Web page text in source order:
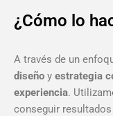
¿Cómo lo
A través de un
diseño y estrategia
experiencia.
conseguir